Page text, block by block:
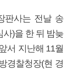
판사는 전날 송
)을 한 뒤 밤늦
서 지난해 11월
경찰청장(현 경